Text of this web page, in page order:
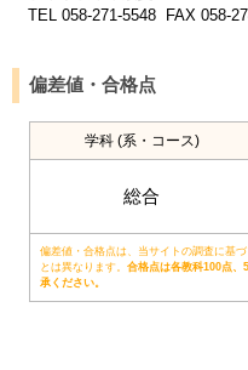
TEL 058-271-5548 FAX 058-
偏差値・合格点
学科 (系・コース)
総合
偏差値・合格点は、当サイトの調査に基
とは異なります。 合格点は各教科100点、
承ください。